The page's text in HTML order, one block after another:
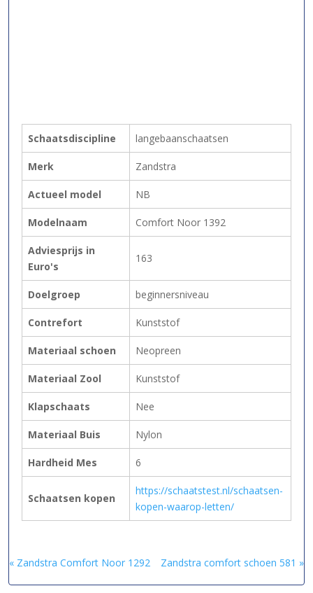
Schaatsdiscipline langebaanschaatsen
Merk Zandstra
Actueel model NB
Modelnaam Comfort Noor 1392
Adviesprijs in
Euro's
163
Doelgroep beginnersniveau
Contrefort Kunststof
Materiaal schoen Neopreen
Materiaal Zool Kunststof
Klapschaats Nee
Materiaal Buis Nylon
Hardheid Mes 6
Schaatsen kopen
https://schaatstest.nl/schaatsen-
kopen-waarop-letten/
« Zandstra Comfort Noor 1292 Zandstra comfort schoen 581 »